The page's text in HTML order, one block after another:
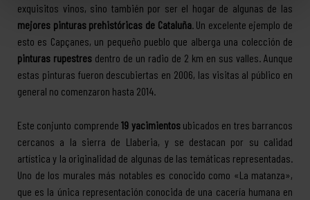
exquisitos vinos, sino también por ser el hogar de algunas de las
mejores pinturas prehistóricas de Cataluña. Un excelente ejemplo de
esto es Capçanes, un pequeño pueblo que alberga una colección de
pinturas rupestres dentro de un radio de 2 km en sus valles. Aunque
estas pinturas fueron descubiertas en 2006, las visitas al público en
general no comenzaron hasta 2014.
Este conjunto comprende19 yacimientosubicados en tres barrancos
cercanos a la sierra de Llaberia, y se destacan por su calidad
artística y la originalidad de algunas de las temáticas representadas.
Uno de los murales más notables es conocido como «La matanza»,
que es la única representación conocida de una cacería humana en